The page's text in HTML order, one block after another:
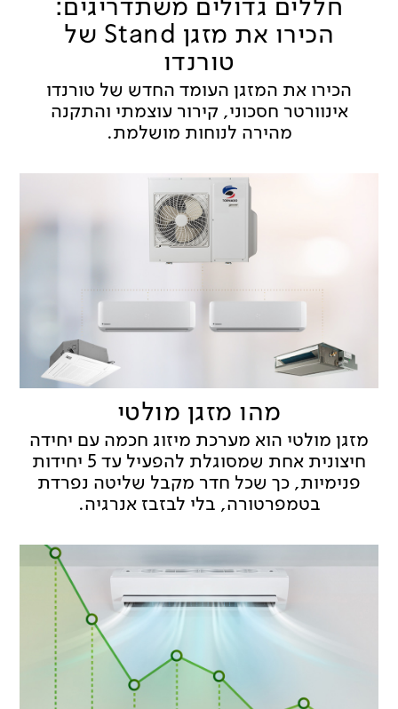
הכירו את מזגן Stand של
טורנדו
הכירו את המזגן העומד החדש של טורנדו
אינוורטר חסכוני, קירור עוצמתי והתקנה
מהירה לנוחות מושלמת.
מהו מזגן מולטי
מזגן מולטי הוא מערכת מיזוג חכמה עם יחידה
חיצונית אחת שמסוגלת להפעיל עד 5 יחידות
פנימיות, כך שכל חדר מקבל שליטה נפרדת
בטמפרטורה, בלי לבזבז אנרגיה.